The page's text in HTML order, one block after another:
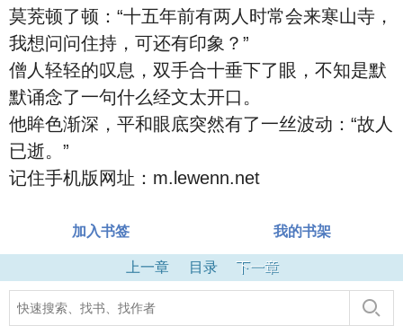
莫茺顿了顿：“十五年前有两人时常会来寒山寺，
我想问问住持，可还有印象？”
僧人轻轻的叹息，双手合十垂下了眼，不知是默
默诵念了一句什么经文太开口。
他眸色渐深，平和眼底突然有了一丝波动：“故人
已逝。”
记住手机版网址：m.lewenn.net
加入书签 我的书架
上一章 目录 下一章